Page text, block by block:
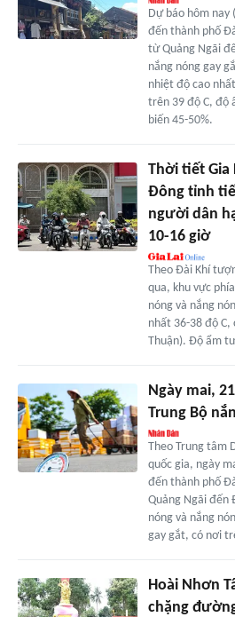
Dự báo hôm nay
đến thành phố
từ Quảng Ngãi
nắng nóng gay
nhiệt độ cao
trên 39 độ C, độ
biến 45-50%.
Thời tiết Gia
Đông tỉnh
người dân
10-16 giờ
Theo Đài Khí
qua, khu vực
nóng và nắng
nhất 36-38 độ C,
Thuận). Độ ẩm
Ngày mai,
Trung Bộ
Theo Trung tâm
quốc gia, ngày
đến thành phố
Quảng Ngãi đến
nóng và nắng
gay gắt, có nơi
Hoài Nhơn
chặng